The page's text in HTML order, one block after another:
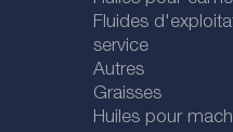
Fluides
service
Autres
Graisses
Huiles pour